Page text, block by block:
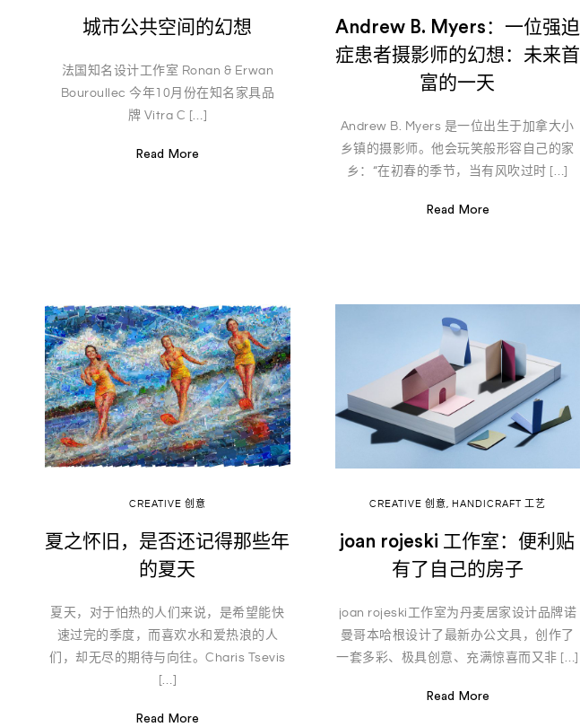
城市公共空间的幻想
法国知名设计工作室 Ronan & Erwan
Bouroullec 今年10月份在知名家具品
牌 Vitra C […]
Read More
Andrew B. Myers：一位强迫
症患者摄影师的幻想：未来首
富的一天
Andrew B. Myers 是一位出生于加拿大小
乡镇的摄影师。他会玩笑般形容自己的家
乡：“在初春的季节，当有风吹过时 […]
Read More
CREATIVE 创意
夏之怀旧，是否还记得那些年
的夏天
夏天，对于怕热的人们来说，是希望能快
速过完的季度，而喜欢水和爱热浪的人
们，却无尽的期待与向往。Charis Tsevis
[…]
Read More
CREATIVE 创意, HANDICRAFT 工艺
joan rojeski 工作室：便利贴
有了自己的房子
joan rojeski工作室为丹麦居家设计品牌诺
曼哥本哈根设计了最新办公文具，创作了
一套多彩、极具创意、充满惊喜而又非 […]
Read More